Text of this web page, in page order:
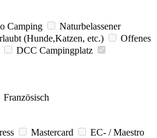
Camping
Naturbelassener
(Hunde,Katzen, etc.)
Offenes
DCC Campingplatz
Französisch
Mastercard
EC- / Maestro